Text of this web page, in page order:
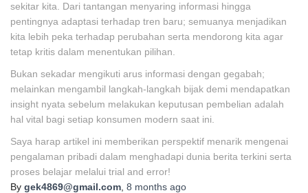
sekitar kita. Dari tantangan menyaring informasi hingga
pentingnya adaptasi terhadap tren baru; semuanya menjadikan
kita lebih peka terhadap perubahan serta mendorong kita agar
tetap kritis dalam menentukan pilihan.
Bukan sekadar mengikuti arus informasi dengan gegabah;
melainkan mengambil langkah-langkah bijak demi mendapatkan
insight nyata sebelum melakukan keputusan pembelian adalah
hal vital bagi setiap konsumen modern saat ini.
Saya harap artikel ini memberikan perspektif menarik mengenai
pengalaman pribadi dalam menghadapi dunia berita terkini serta
proses belajar melalui trial and error!
By gek4869@gmail.com 8 months ago